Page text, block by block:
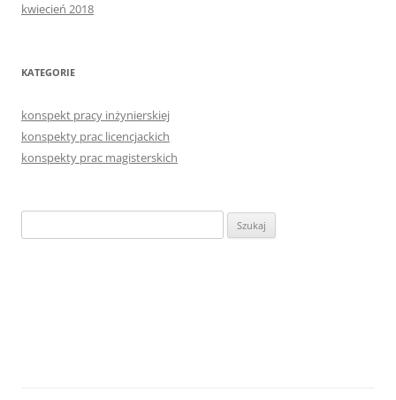
kwiecień 2018
KATEGORIE
konspekt pracy inżynierskiej
konspekty prac licencjackich
konspekty prac magisterskich